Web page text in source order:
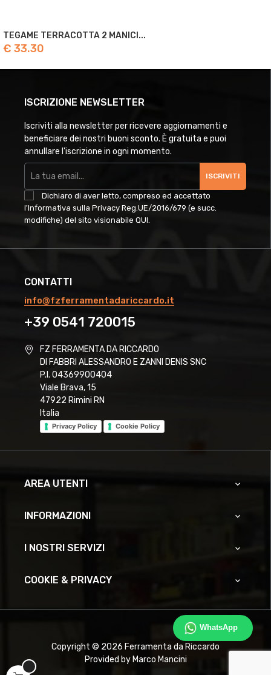
TEGAME TERRACOTTA 2 MANICI...
€ 33.30
ISCRIZIONE NEWSLETTER
Iscriviti alla newsletter per ricevere aggiornamenti e
beneficiare dei nostri buoni sconto. È gratuita e puoi
annullare l'iscrizione in ogni momento.
ISCRIVITI
Dichiaro di aver letto, compreso ed accettato
l'Informativa sulla Privacy Reg.UE/2016/679 (e succ.
modifiche) del sito visionabile QUI
WhatsApp
CONTATTI
info@fzferramentadariccardo.it
+39 0541 720015
FZ FERRAMENTA DA RICCARDO
DI FABBRI ALESSANDRO E ZANNI DENIS SNC
P.I. 04369900404
Viale Brava, 15
47922 Rimini RN
Italia
Privacy Policy Cookie Policy
AREA UTENTI 
INFORMAZIONI 
I NOSTRI SERVIZI 
COOKIE & PRIVACY 
Copyright © 2026 Ferramenta da Riccardo
Provided by Marco Mancini